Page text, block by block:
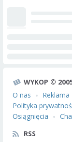
WYKOP ©
O nas
Reklama
Polityka
Osiągnięcia
RSS